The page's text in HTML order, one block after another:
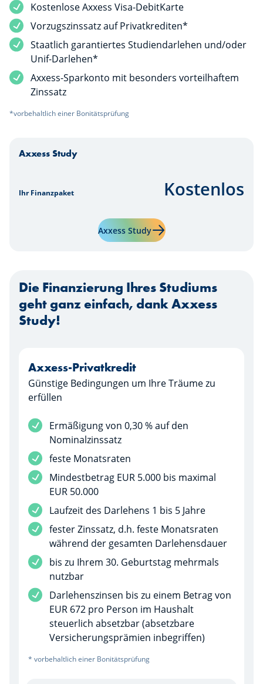
Kostenlose Axxess Visa-DebitKarte
Vorzugszinssatz auf Privatkrediten*
Staatlich garantiertes Studiendarlehen und/oder
Unif-Darlehen*
Axxess-Sparkonto mit besonders vorteilhaftem
Zinssatz
*vorbehaltlich einer Bonitätsprüfung
Axxess Study
Ihr Finanzpaket Kostenlos
Axxess StudyMehr erfahren über
Die Finanzierung Ihres Studiums
geht ganz einfach, dank Axxess
Study!
Axxess-Privatkredit
Günstige Bedingungen um Ihre Träume zu
erfüllen
Dienstleistung inbegriffen
Ermäßigung von 0,30 % auf den
Nominalzinssatz
Dienstleistung inbegriffen
feste Monatsraten
Dienstleistung inbegriffen
Mindestbetrag EUR 5.000 bis maximal
EUR 50.000
Dienstleistung inbegriffen
Laufzeit des Darlehens 1 bis 5 Jahre
Dienstleistung inbegriffen
fester Zinssatz, d.h. feste Monatsraten
während der gesamten Darlehensdauer
Dienstleistung inbegriffen
bis zu Ihrem 30. Geburtstag mehrmals
nutzbar
Dienstleistung inbegriffen
Darlehenszinsen bis zu einem Betrag von
EUR 672 pro Person im Haushalt
steuerlich absetzbar (absetzbare
Versicherungsprämien inbegriffen)
* vorbehaltlich einer Bonitätsprüfung